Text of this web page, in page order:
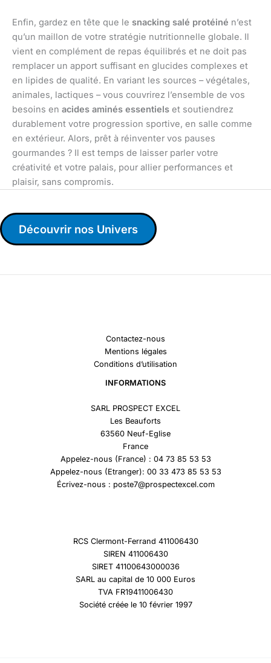
Enfin, gardez en tête que le snacking salé protéiné n’est
qu’un maillon de votre stratégie nutritionnelle globale. Il
vient en complément de repas équilibrés et ne doit pas
remplacer un apport suffisant en glucides complexes et
en lipides de qualité. En variant les sources – végétales,
animales, lactiques – vous couvrirez l’ensemble de vos
besoins en acides aminés essentiels et soutiendrez
durablement votre progression sportive, en salle comme
en extérieur. Alors, prêt à réinventer vos pauses
gourmandes ? Il est temps de laisser parler votre
créativité et votre palais, pour allier performances et
plaisir, sans compromis.
Découvrir nos Univers
Contactez-nous
Mentions légales
Conditions d’utilisation
INFORMATIONS
SARL PROSPECT EXCEL
Les Beauforts
63560 Neuf-Eglise
France
Appelez-nous (France) : 04 73 85 53 53
Appelez-nous (Etranger): 00 33 473 85 53 53
Écrivez-nous : poste7@prospectexcel.com
RCS Clermont-Ferrand 411006430
SIREN 411006430
SIRET 41100643000036
SARL au capital de 10 000 Euros
TVA FR19411006430
Société créée le 10 février 1997